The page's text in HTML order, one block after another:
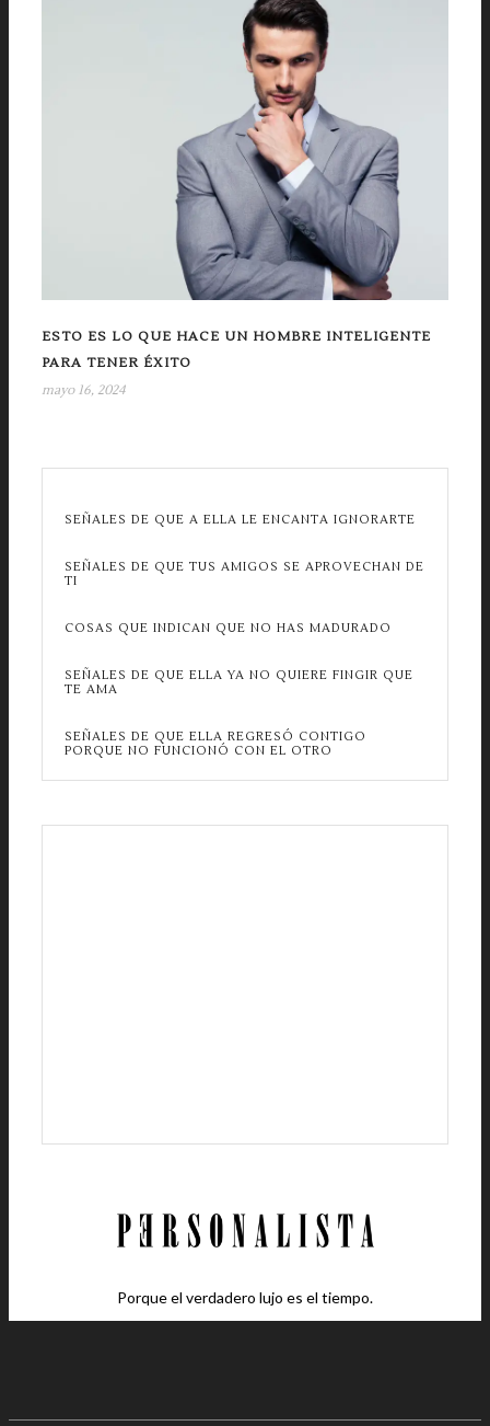
ESTO ES LO QUE HACE UN HOMBRE INTELIGENTE
PARA TENER ÉXITO
mayo 16, 2024
SEÑALES DE QUE A ELLA LE ENCANTA IGNORARTE
SEÑALES DE QUE TUS AMIGOS SE APROVECHAN DE
TI
COSAS QUE INDICAN QUE NO HAS MADURADO
SEÑALES DE QUE ELLA YA NO QUIERE FINGIR QUE
TE AMA
SEÑALES DE QUE ELLA REGRESÓ CONTIGO
PORQUE NO FUNCIONÓ CON EL OTRO
Porque el verdadero lujo es el tiempo.